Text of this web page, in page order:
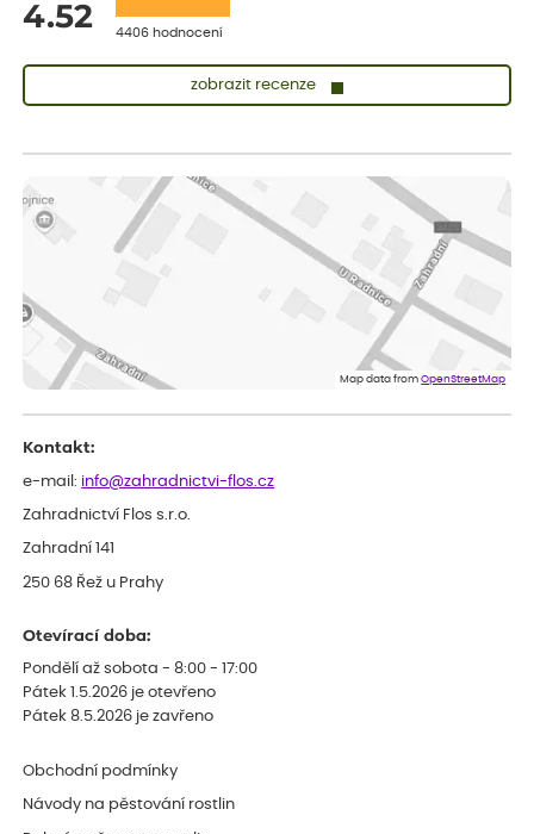
4.52 4406 hodnocení
zobrazit recenze
Měla jsem pouze 1objednavku a zatím jsem spokojená se
sazenicemi
Miroslava
Rostliny byly v pořádku, dobře zabalené, celková spokojenost.
Doporučuji :). Spokojenost, stromky v pěkném stavu. Jediné, co
my chybělo, bylo komunikování nedostupného zboží před
Map data fromOpenStreetMap
Kontakt:
e-mail: info@zahradnictvi-flos.cz
Zahradnictví Flos s.r.o.
Zahradní 141
250 68 Řež u Prahy
Otevírací doba:
Pondělí až sobota - 8:00 - 17:00
Pátek 1.5.2026 je otevřeno
Pátek 8.5.2026 je zavřeno
Obchodní podmínky
Návody na pěstování rostlin